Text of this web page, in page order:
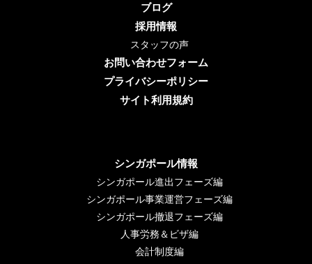
ブログ
採用情報
スタッフの声
お問い合わせフォーム
プライバシーポリシー
サイト利用規約
シンガポール情報
シンガポール進出フェーズ編
シンガポール事業運営フェーズ編
シンガポール撤退フェーズ編
人事労務＆ビザ編
会計制度編